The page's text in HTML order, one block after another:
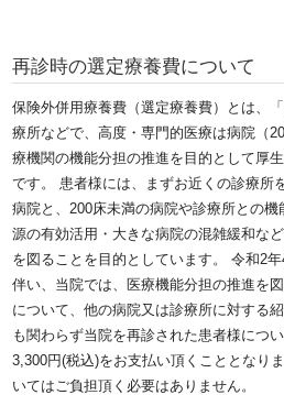
再診時の選定療養費について
保険外併用療養費（選定療養費）とは、
療所などで、高度・専門的医療は病院（
療機関の機能分担の推進を目的として厚
です。
患者様には、まずお近くの診療所
病院と、200床未満の病院や診療所との
源の有効活用・大きな病院の混雑緩和な
を図ることを目的としています。
令和2
伴い、当院では、医療機能分担の推進を
について、他の病院又は診療所に対する
も関わらず当院を再診された患者様につ
3,300円(税込)をお支払い頂くこととなりま
いてはご負担頂く必要はありません。